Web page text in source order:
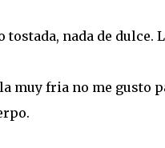
nada de dulce.
muy fria no me gusto